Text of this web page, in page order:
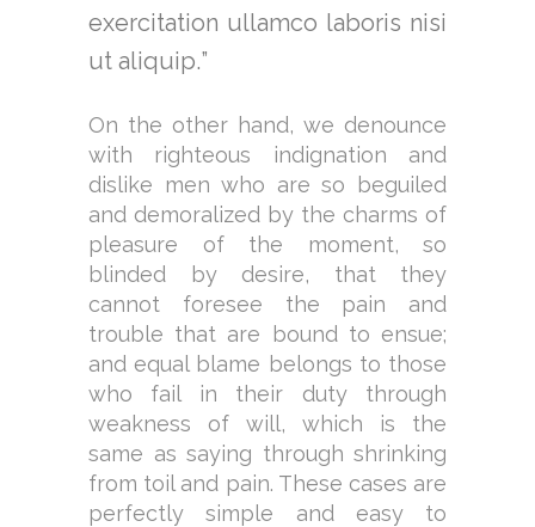
exercitation ullamco laboris nisi
ut aliquip.
On the other hand, we denounce
with righteous indignation and
dislike men who are so beguiled
and demoralized by the charms of
pleasure of the moment, so
blinded by desire, that they
cannot foresee the pain and
trouble that are bound to ensue;
and equal blame belongs to those
who fail in their duty through
weakness of will, which is the
same as saying through shrinking
from toil and pain. These cases are
perfectly simple and easy to